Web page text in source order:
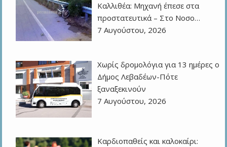
Καλλιθέα: Μηχανή έπεσε στα
προστατευτικά – Στο Νοσο…
7 Αυγούστου, 2026
Χωρίς δρομολόγια για 13 ημέρες ο
Δήμος Λεβαδέων-Πότε
ξαναξεκινούν
7 Αυγούστου, 2026
Καρδιοπαθείς και καλοκαίρι: